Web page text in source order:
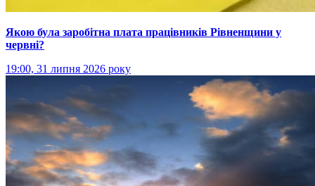
Якою була заробітна плата працівників Рівненщини у
червні?
19:00, 31 липня 2026 року